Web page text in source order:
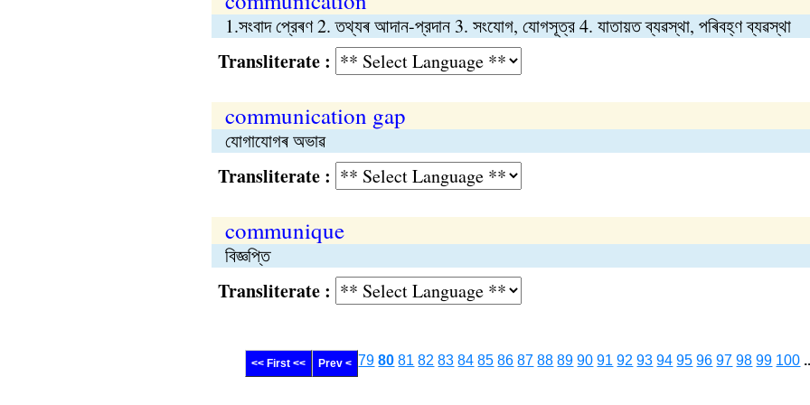
1.সংবাদ প্রেৰণ 2. তথ্যৰ আদান-প্রদান 3. সংযোগ, যোগসূত্র 4. যাতায়ত ব্যৱস্থা, পৰিবহ্ণ ব্যৱস্থা
Transliterate :
communication gap
যোগাযোগৰ অভাৱ
Transliterate :
communique
বিজ্ঞপ্তি
Transliterate :
<< First << Prev < 79 80 81 82 83 84 85 86 87 88 89 90 91 92 93 94 95 96 97 98 99 100